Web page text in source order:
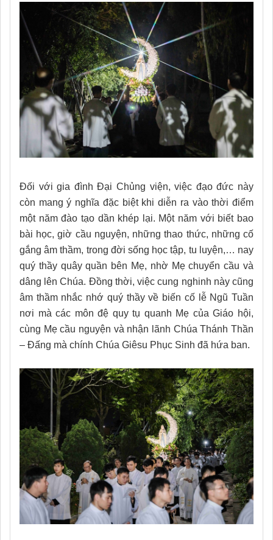
Đối với gia đình Đại Chủng viện, việc đạo đức này
còn mang ý nghĩa đặc biệt khi diễn ra vào thời điểm
một năm đào tạo dần khép lại. Một năm với biết bao
bài học, giờ cầu nguyện, những thao thức, những cố
gắng âm thầm, trong đời sống học tập, tu luyện,… nay
quý thầy quây quần bên Mẹ, nhờ Mẹ chuyển cầu và
dâng lên Chúa. Đồng thời, việc cung nghinh này cũng
âm thầm nhắc nhớ quý thầy về biến cố lễ Ngũ Tuần
nơi mà các môn đệ quy tụ quanh Mẹ của Giáo hội,
cùng Mẹ cầu nguyện và nhận lãnh Chúa Thánh Thần
– Đấng mà chính Chúa Giêsu Phục Sinh đã hứa ban.